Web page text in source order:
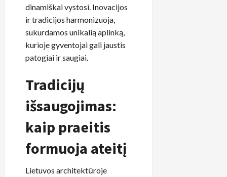
dinamiškai vystosi. Inovacijos
ir tradicijos harmonizuoja,
sukurdamos unikalią aplinką,
kurioje gyventojai gali jaustis
patogiai ir saugiai.
Tradicijų
išsaugojimas:
kaip praeitis
formuoja ateitį
Lietuvos architektūroje